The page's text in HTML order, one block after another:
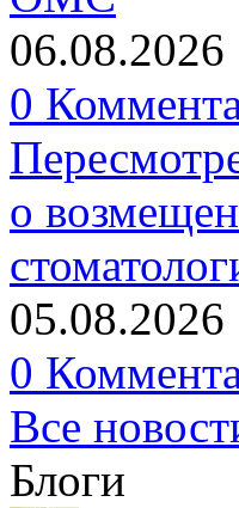
06.08.2026
0
о
05.08.2026
0
Все
Блоги